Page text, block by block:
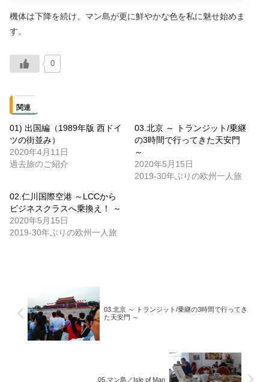
機体は下降を続け、マン島が更に鮮やかな色を私に魅せ始めま
す。
0
関連
01) 出国編（1989年版 西ドイ
ツの街並み）
2020年4月11日
過去旅のご紹介
03.北京 ～ トランジット/乗継
の3時間で行ってきた天安門
～
2020年5月15日
2019-30年ぶりの欧州一人旅
02.仁川国際空港 ～LCCから
ビジネスクラスへ乗換え！ ～
2020年5月15日
2019-30年ぶりの欧州一人旅
03.北京 ～ トランジット/乗継の3時間で行ってき
た天安門 ～
05.マン島／Isle of Man